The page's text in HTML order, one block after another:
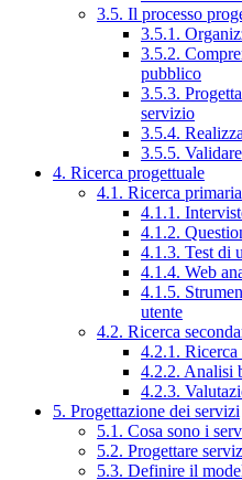
3.5. Il processo
3.5.1.
3.5.2.
pubblico
3.5.3.
servizio
3.5.4.
3.5.5.
4. Ricerca progettuale
4.1. Ricerca primaria
4.1.1.
4.1.2.
4.1.3. Test di
4.1.4. Web
4.1.5.
utente
4.2. Ricerca
4.2.1. Ricerca
4.2.2. Analisi
4.2.3.
5. Progettazione dei servizi
5.1. Cosa sono i
5.2. Progettare
5.3. Definire il